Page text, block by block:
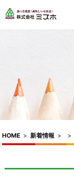
HOME > 新着情報 > >